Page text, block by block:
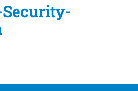
Security-